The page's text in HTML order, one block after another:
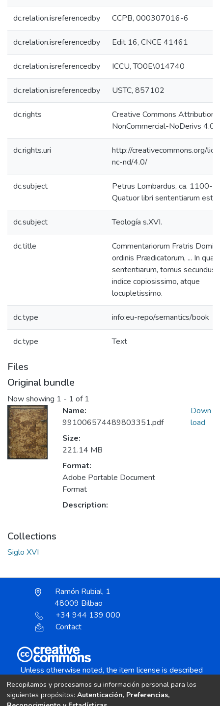
dc.relation.isreferencedby CCPB, 000307016-6
dc.relation.isreferencedby Edit 16, CNCE 41461
dc.relation.isreferencedby ICCU, TO0E\014740
dc.relation.isreferencedby USTC, 857102
dc.rights
Creative Commons Attribution-
NonCommercial-NoDerivs 4.0
dc.rights.uri
http://creativecommons.org/
nc-nd/4.0/
dc.subject
Petrus Lombardus, ca. 1100-
Quatuor libri sententiarum
dc.subject Teología s.XVI.
dc.title
Commentariorum Fratris
ordinis Prædicatorum, ... In
sententiarum, tomus secundus
indice copiosissimo, atque
locupletissimo.
dc.type info:eu-repo/semantics/book
dc.type Text
Files
Original bundle
Now showing 1 - 1 of 1
Name:
991006574489803351.pdf
Size:
221.14 MB
Format:
Adobe Portable Document
Format
Description:
Down
load
Collections
Siglo XVI
Ramón Rubial, 1
48009 Bilbao
+34 944 139 000
Contact
Unless otherwise noted, the item license is described
as:
Creative Commons Attribution-NonCommercial-
Recopilamos y procesamos su información personal para los
siguientes propósitos: Autenticación, Preferencias,